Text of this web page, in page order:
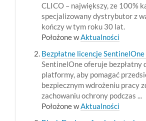
CLICO – największy, ze 100%
specjalizowany dystrybutor z
kończy w tym roku 30 lat.
Położone wAktualności
Bezpłatne licencje SentinelOne
SentinelOne oferuje bezpłatny
platformy, aby pomagać
bezpiecznym wdrożeniu pracy
zachowaniu ochrony podczas ...
Położone wAktualności